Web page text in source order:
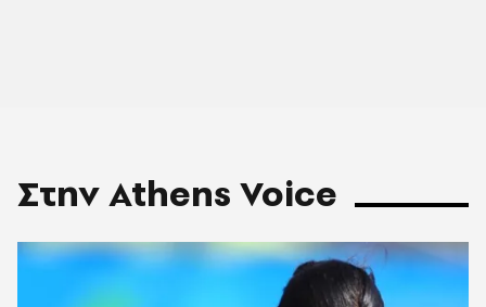
Στην Athens Voice